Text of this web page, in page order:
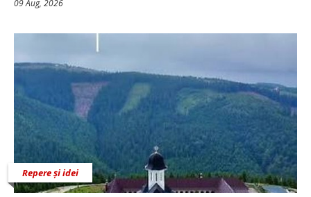
09 Aug, 2026
Repere și idei